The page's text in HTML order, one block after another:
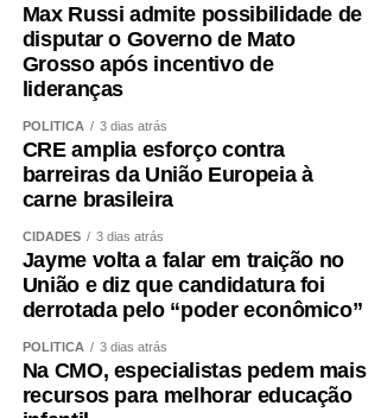
Max Russi admite possibilidade de
disputar o Governo de Mato
Grosso após incentivo de
lideranças
POLÍTICA 3 dias atrás
CRE amplia esforço contra
barreiras da União Europeia à
carne brasileira
CIDADES 3 dias atrás
Jayme volta a falar em traição no
União e diz que candidatura foi
derrotada pelo “poder econômico”
POLÍTICA 3 dias atrás
Na CMO, especialistas pedem mais
recursos para melhorar educação